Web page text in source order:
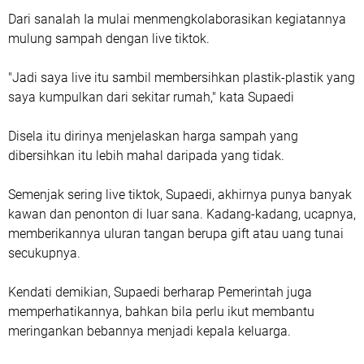
Dari sanalah Ia mulai menmengkolaborasikan kegiatannya
mulung sampah dengan live tiktok.
"Jadi saya live itu sambil membersihkan plastik-plastik yang
saya kumpulkan dari sekitar rumah," kata Supaedi
Disela itu dirinya menjelaskan harga sampah yang
dibersihkan itu lebih mahal daripada yang tidak.
Semenjak sering live tiktok, Supaedi, akhirnya punya banyak
kawan dan penonton di luar sana. Kadang-kadang, ucapnya,
memberikannya uluran tangan berupa gift atau uang tunai
secukupnya.
Kendati demikian, Supaedi berharap Pemerintah juga
memperhatikannya, bahkan bila perlu ikut membantu
meringankan bebannya menjadi kepala keluarga.